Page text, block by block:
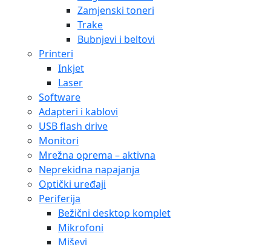
Zamjenski toneri
Trake
Bubnjevi i beltovi
Printeri
Inkjet
Laser
Software
Adapteri i kablovi
USB flash drive
Monitori
Mrežna oprema – aktivna
Neprekidna napajanja
Optički uređaji
Periferija
Bežični desktop komplet
Mikrofoni
Miševi